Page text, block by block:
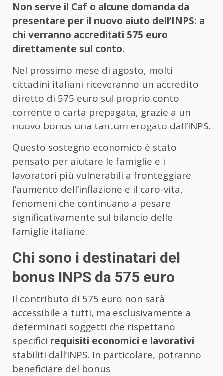
Non serve il Caf o alcune domanda da
presentare per il nuovo aiuto dell’INPS: a
chi verranno accreditati 575 euro
direttamente sul conto.
Nel prossimo mese di agosto, molti
cittadini italiani riceveranno un accredito
diretto di 575 euro sul proprio conto
corrente o carta prepagata, grazie a un
nuovo bonus una tantum erogato dall’INPS.
Questo sostegno economico è stato
pensato per aiutare le famiglie e i
lavoratori più vulnerabili a fronteggiare
l’aumento dell’inflazione e il caro-vita,
fenomeni che continuano a pesare
significativamente sul bilancio delle
famiglie italiane.
Chi sono i destinatari del
bonus INPS da 575 euro
Il contributo di 575 euro non sarà
accessibile a tutti, ma esclusivamente a
determinati soggetti che rispettano
specifici requisiti economici e lavorativi
stabiliti dall’INPS. In particolare, potranno
beneficiare del bonus: